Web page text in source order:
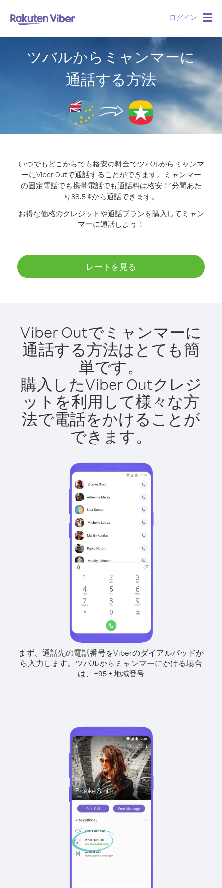
ログイン
ツバルからミャンマーに
通話する方法
いつでもどこからでも格安の料金でツバルからミャンマ
ーにViber Outで通話することができます。
ミャンマー
の固定電話でも携帯電話でも通話料は格安！1分間あた
り38.5 ¢から通話できます。
お得な価格のクレジットや通話プランを購入してミャン
マーに通話しよう！
レートを見る
Viber Outでミャンマーに
通話する方法はとても簡
単です。
購入したViber Outクレジ
ットを利用して様々な方
法で電話をかけることが
できます。
まず、通話先の電話番号をViberのダイアルパッドか
ら入力します。 ツバルからミャンマーにかける場合
は、 +95 + 地域番号